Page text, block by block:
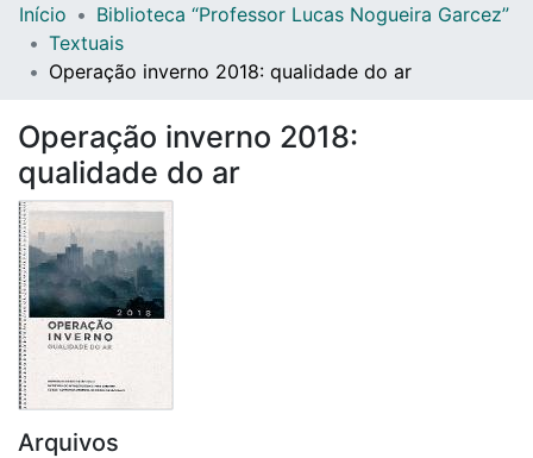
Home
Repositório
Doações/Aquisições
Fale Conosco
Início
Biblioteca “Professor Lucas Nogueira Garcez”
Textuais
Operação inverno 2018: qualidade do ar
Operação inverno 2018:
qualidade do ar
Arquivos